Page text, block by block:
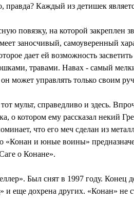
Каждый из детишек
повязку, на которой закреплен
заносчивый, самоуверенный
дает ей возможность
травами. Навах - самый
может управлять только своим
мульт, справедливо и здесь.
котором ему рассказал некий
что его меч сделан из
«Конан и юные воины»
о Конане».
Был снят в 1997 году. Конец
еще дохрена других. «Конан» не